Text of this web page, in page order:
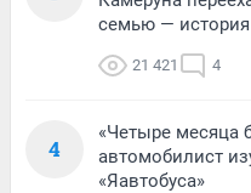
семью — история
21 421 4
4
«Четыре месяца
автомобилист
«Яавтобуса»